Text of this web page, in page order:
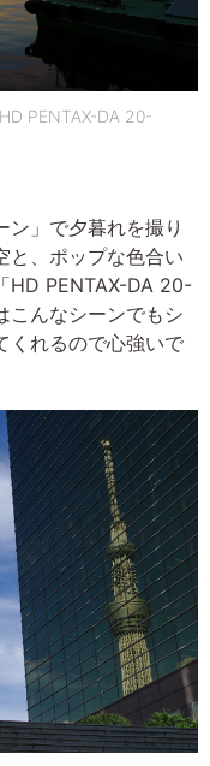
PENTAX-DA 20-
」で夕暮れを撮り
と、ポップな色合い
HD PENTAX-DA 20-
んなシーンでもシ
くれるので心強いで